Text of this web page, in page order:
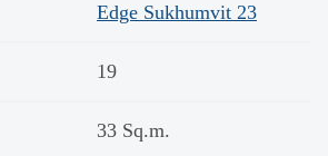
Edge Sukhumvit 23
19
33 Sq.m.